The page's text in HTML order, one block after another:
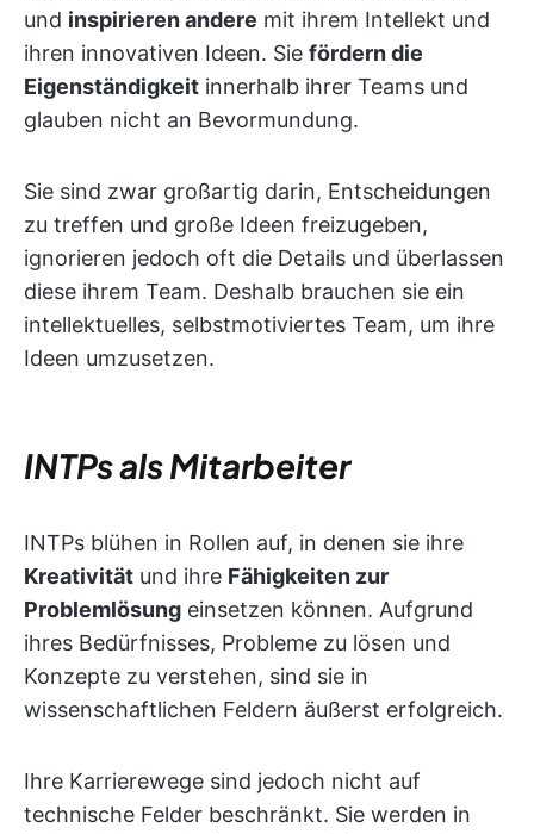
und inspirieren andere mit ihrem Intellekt und
ihren innovativen Ideen. Sie fördern die
Eigenständigkeit innerhalb ihrer Teams und
glauben nicht an Bevormundung.
Sie sind zwar großartig darin, Entscheidungen
zu treffen und große Ideen freizugeben,
ignorieren jedoch oft die Details und überlassen
diese ihrem Team. Deshalb brauchen sie ein
intellektuelles, selbstmotiviertes Team, um ihre
Ideen umzusetzen.
INTPs als Mitarbeiter
INTPs blühen in Rollen auf, in denen sie ihre
Kreativität und ihre Fähigkeiten zur
Problemlösung einsetzen können. Aufgrund
ihres Bedürfnisses, Probleme zu lösen und
Konzepte zu verstehen, sind sie in
wissenschaftlichen Feldern äußerst erfolgreich.
Ihre Karrierewege sind jedoch nicht auf
technische Felder beschränkt. Sie werden in